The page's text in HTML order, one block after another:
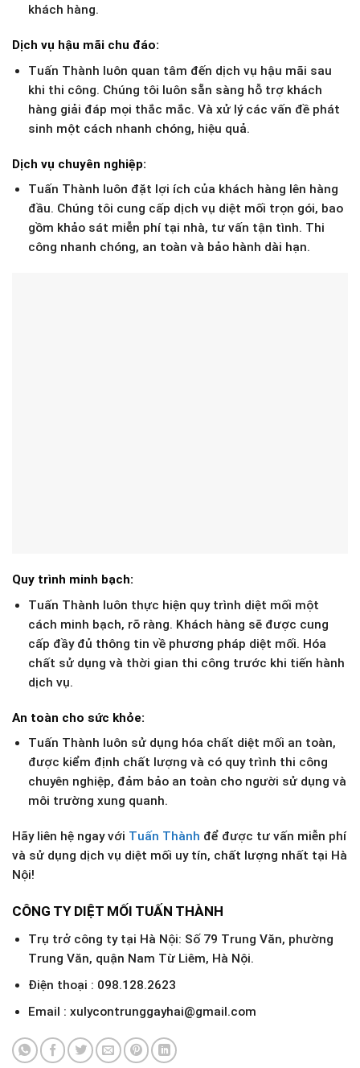
khách hàng.
Dịch vụ hậu mãi chu đáo:
Tuấn Thành luôn quan tâm đến dịch vụ hậu mãi sau
khi thi công. Chúng tôi luôn sẵn sàng hỗ trợ khách
hàng giải đáp mọi thắc mắc. Và xử lý các vấn đề phát
sinh một cách nhanh chóng, hiệu quả.
Dịch vụ chuyên nghiệp:
Tuấn Thành luôn đặt lợi ích của khách hàng lên hàng
đầu. Chúng tôi cung cấp dịch vụ diệt mối trọn gói, bao
gồm khảo sát miễn phí tại nhà, tư vấn tận tình. Thi
công nhanh chóng, an toàn và bảo hành dài hạn.
Quy trình minh bạch:
Tuấn Thành luôn thực hiện quy trình diệt mối một
cách minh bạch, rõ ràng. Khách hàng sẽ được cung
cấp đầy đủ thông tin về phương pháp diệt mối. Hóa
chất sử dụng và thời gian thi công trước khi tiến hành
dịch vụ.
An toàn cho sức khỏe:
Tuấn Thành luôn sử dụng hóa chất diệt mối an toàn,
được kiểm định chất lượng và có quy trình thi công
chuyên nghiệp, đảm bảo an toàn cho người sử dụng và
môi trường xung quanh.
Hãy liên hệ ngay với Tuấn Thành để được tư vấn miễn phí
và sử dụng dịch vụ diệt mối uy tín, chất lượng nhất tại Hà
Nội!
CÔNG TY DIỆT MỐI TUẤN THÀNH
Trụ trở công ty tại Hà Nội: Số 79 Trung Văn, phường
Trung Văn, quận Nam Từ Liêm, Hà Nội.
Điện thoại : 098.128.2623
Email : xulycontrunggayhai@gmail.com